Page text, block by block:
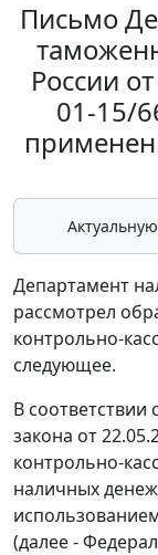
Письмо
России
01-15/
Департамент
рассмотрел
контрольно-
следующее.
В соответствии
закона от
контрольно-
наличных
(далее -